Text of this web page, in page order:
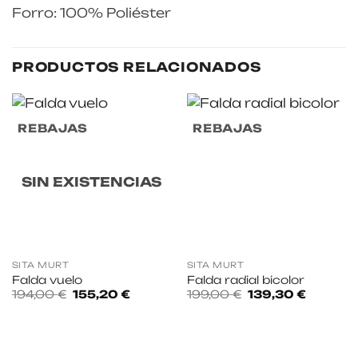
Forro: 100% Poliéster
PRODUCTOS RELACIONADOS
REBAJAS
SIN EXISTENCIAS
SITA MURT
Falda vuelo
194,00€ El
precio
155,20 €El
REBAJAS
SITA MURT
Falda radial bicolor
199,00€ El
precio
139,30 €El